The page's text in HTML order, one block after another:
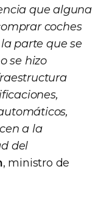
que alguna
coches
parte que se
se hizo
a la
del
, ministro de